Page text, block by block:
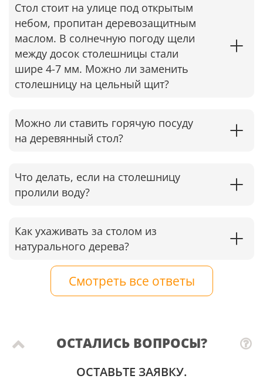
Стол стоит на улице под открытым
небом, пропитан деревозащитным
маслом. В солнечную погоду щели
между досок столешницы стали
шире 4-7 мм. Можно ли заменить
столешницу на цельный щит?
Можно ли ставить горячую посуду
на деревянный стол?
Что делать, если на столешницу
пролили воду?
Как ухаживать за столом из
натурального дерева?
Смотреть все ответы
ОСТАЛИСЬ ВОПРОСЫ?
ОСТАВЬТЕ ЗАЯВКУ.